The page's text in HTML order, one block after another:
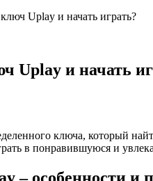
Uplay и начать играть?
Uplay и начать
ключа, который
в понравившуюся и
– особенности и